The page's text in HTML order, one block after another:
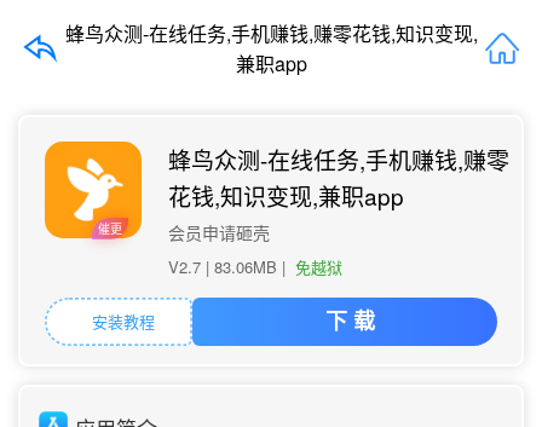
蜂鸟众测-在线任务,手机赚钱,赚零花钱,知识变现,
兼职app
催更
蜂鸟众测-在线任务,手机赚钱,赚零
花钱,知识变现,兼职app
会员申请砸壳
V2.7 | 83.06MB | 免越狱
安装教程 下 载